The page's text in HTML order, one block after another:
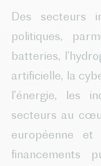
Des secteurs
politiques,
batteries,
artificielle, la
l’énergie, les
secteurs au
européenne
financements